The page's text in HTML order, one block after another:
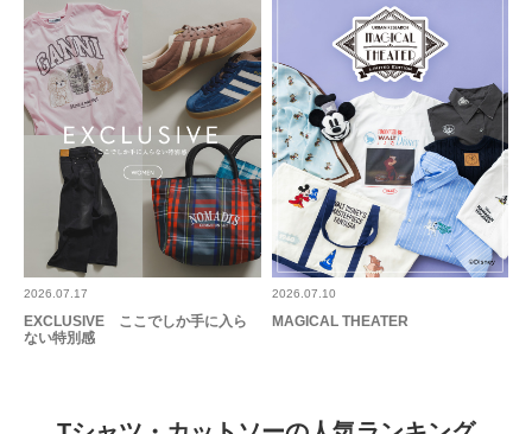
2026.07.17
EXCLUSIVE ここでしか手に入ら
ない特別感
2026.07.10
MAGICAL THEATER